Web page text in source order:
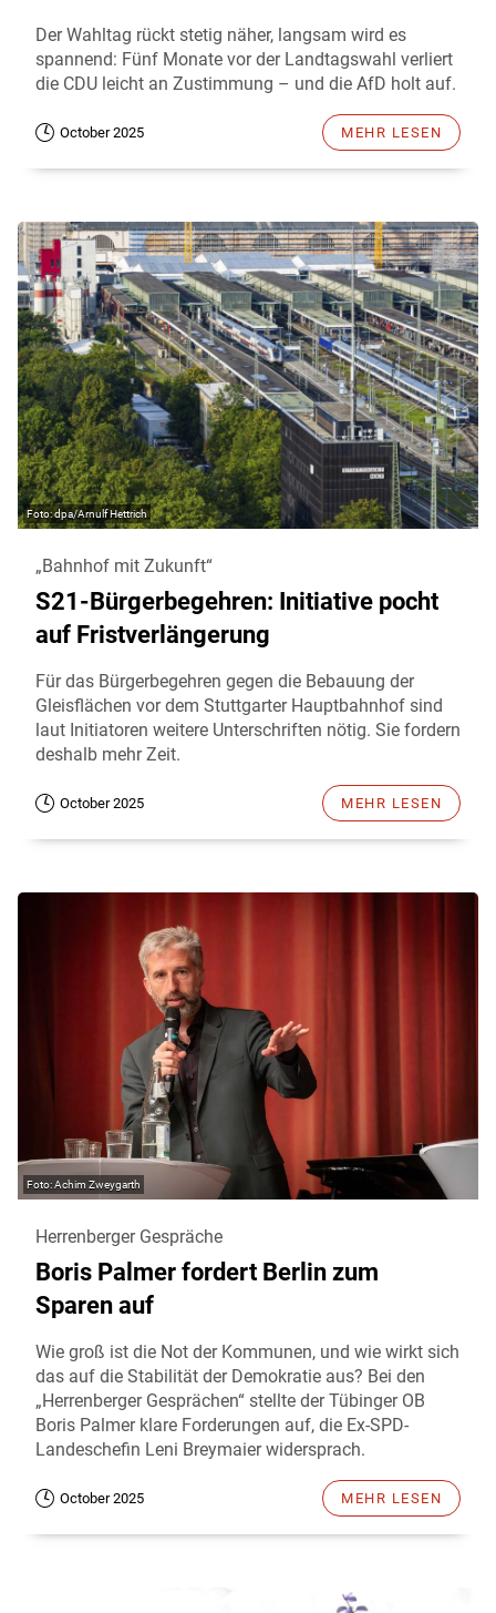
Der Wahltag rückt stetig näher, langsam wird es
spannend: Fünf Monate vor der Landtagswahl verliert
die CDU leicht an Zustimmung – und die AfD holt auf.
October 2025 MEHR LESEN
dpa/Arnulf Hettrich
„Bahnhof mit Zukunft“
S21-Bürgerbegehren: Initiative pocht
auf Fristverlängerung
Für das Bürgerbegehren gegen die Bebauung der
Gleisflächen vor dem Stuttgarter Hauptbahnhof sind
laut Initiatoren weitere Unterschriften nötig. Sie fordern
deshalb mehr Zeit.
October 2025 MEHR LESEN
Achim Zweygarth
Herrenberger Gespräche
Boris Palmer fordert Berlin zum
Sparen auf
Wie groß ist die Not der Kommunen, und wie wirkt sich
das auf die Stabilität der Demokratie aus? Bei den
„Herrenberger Gesprächen“ stellte der Tübinger OB
Boris Palmer klare Forderungen auf, die Ex-SPD-
Landeschefin Leni Breymaier widersprach.
October 2025 MEHR LESEN